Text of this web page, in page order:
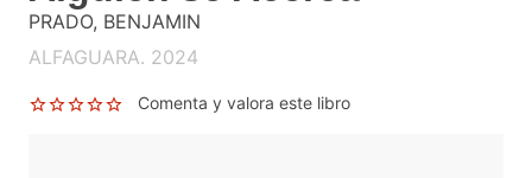
PRADO, BENJAMIN
ALFAGUARA. 2024
Comenta y valora este libro